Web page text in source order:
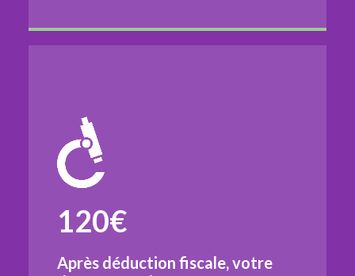
120€
Après déduction fiscale, votre